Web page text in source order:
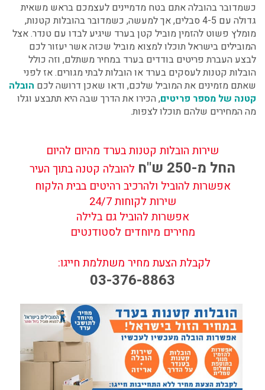
כשמדובר בהובלה אתם בטח מדמיינים לעצמכם בראש משאית
גדולה עם 4-5 סבלים, אך למעשה, כשמדובר בהובלות קטנות,
מומלץ פשוט להזמין מוביל קטן בערד שיגיע לבדו עם טנדר. אצל
המובילים בישראל תוכלו למצוא מוביל שכזה אשר יעזור לכם
לבצע העברת פריטים בודדים בערד במחיר משתלם, וזה כולל
הובלות קטנות לעסקים בערד או הובלות לבתי מגורים. אז לפני
שאתם מזמינים את המוביל שלכם, ודאו שאכן דרושה לכם הובלה
קטנה של מספר פריטים, הכירו את הדרך שבה היא תתבצע וגלו
מה המחירים שלהם תוכלו לצפות.
שירות הובלות קטנות בערד מהיום להיום
החל מ-250 ש"ח
להובלה קטנה בתוך העיר
אפשרות להוביל ולהרכיב רהיטים בבית הלקוח
שירות לקוחות 24/7
אפשרות להוביל גם בלילה
מחירים מיוחדים לסטודנטים
לקבלת הצעת מחיר משתלמת חייגו:
03-376-8863